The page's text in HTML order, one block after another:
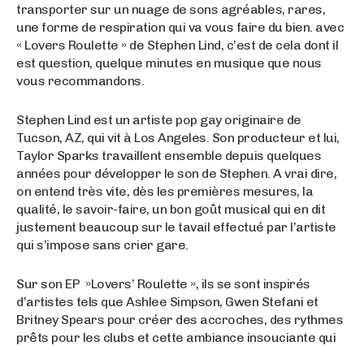
transporter sur un nuage de sons agréables, rares,
une forme de respiration qui va vous faire du bien. avec
« Lovers Roulette » de Stephen Lind, c’est de cela dont il
est question, quelque minutes en musique que nous
vous recommandons.
Stephen Lind est un artiste pop gay originaire de
Tucson, AZ, qui vit à Los Angeles. Son producteur et lui,
Taylor Sparks travaillent ensemble depuis quelques
années pour développer le son de Stephen. A vrai dire,
on entend très vite, dès les premières mesures, la
qualité, le savoir-faire, un bon goût musical qui en dit
justement beaucoup sur le tavail effectué par l’artiste
qui s’impose sans crier gare.
Sur son EP »Lovers’ Roulette », ils se sont inspirés
d’artistes tels que Ashlee Simpson, Gwen Stefani et
Britney Spears pour créer des accroches, des rythmes
prêts pour les clubs et cette ambiance insouciante qui